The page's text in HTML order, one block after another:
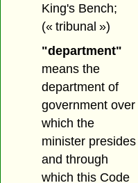
King's Bench;
(« tribunal »)
"department"
means the
department of
government over
which the
minister presides
and through
which this Code